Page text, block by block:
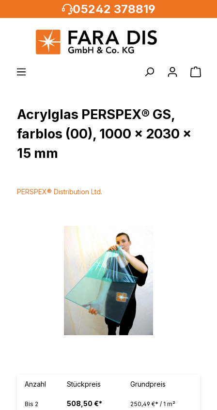
05242 378819
Acrylglas PERSPEX® GS,
farblos (00), 1000 x 2030 x
15 mm
PERSPEX® Distribution Ltd.
Anzahl Stückpreis Grundpreis
Bis 2 508,50 €* 250,49 €* / 1 m²